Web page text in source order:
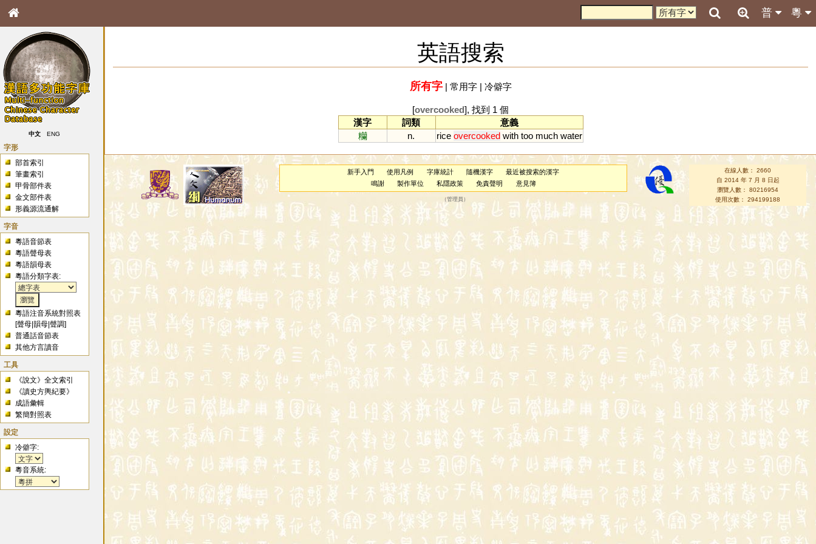
粵
普
中文 ENG
字形
部首索引
筆畫索引
甲骨部件表
金文部件表
形義源流通解
字音
粵語音節表
粵語聲母表
粵語韻母表
粵語分類字表:
粵語注音系統對照表
[聲母 |韻母 |聲調]
普通話音節表
其他方言讀音
工具
《說文》全文索引
《讀史方輿紀要》
成語彙輯
繁簡對照表
設定
冷僻字:
粵音系統:
英語搜索
所有字| 常用字| 冷僻字
[overcooked], 找到 1 個
漢字
詞類
意義
糷
n. rice overcooked with too much water
新手入門 使用凡例 字庫統計 隨機漢字
最近被搜索的漢字
鳴謝
製作單位 私隱政策 免責聲明 意見簿
（管理員 ）
在線人數： 2660
自 2014 年 7 月 8 日起
瀏覽人數： 80216954
使用次數： 294199188